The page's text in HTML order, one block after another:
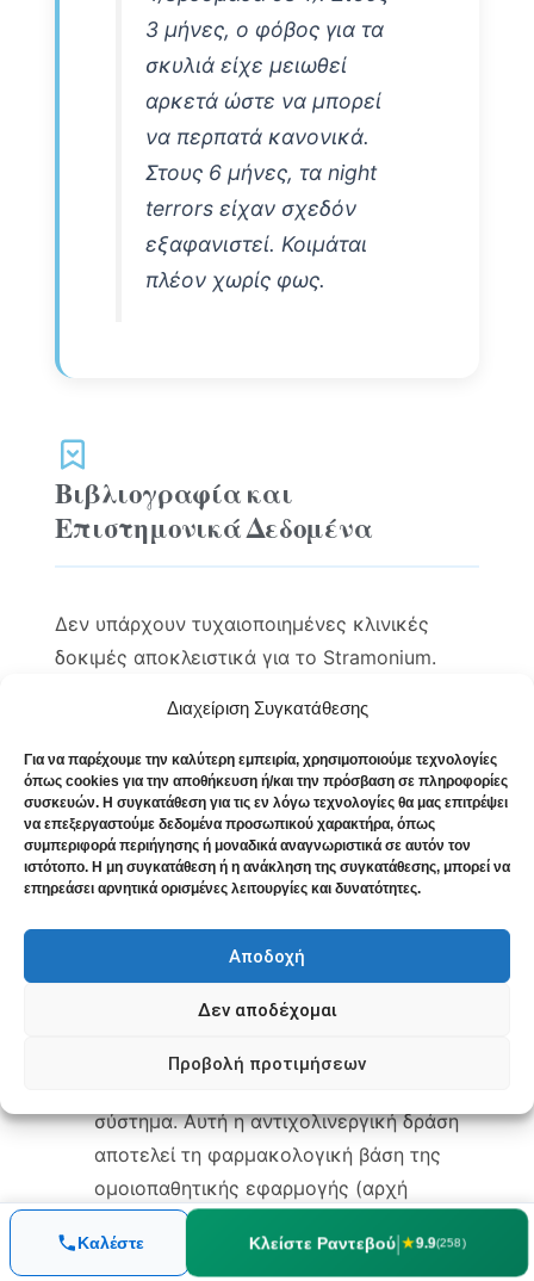
Διαχείριση Συγκατάθεσης
Για να παρέχουμε την καλύτερη εμπειρία, χρησιμοποιούμε τεχνολογίες
όπως cookies για την αποθήκευση ή/και την πρόσβαση σε πληροφορίες
συσκευών. Η συγκατάθεση για τις εν λόγω τεχνολογίες θα μας επιτρέψει
να επεξεργαστούμε δεδομένα προσωπικού χαρακτήρα, όπως
συμπεριφορά περιήγησης ή μοναδικά αναγνωριστικά σε αυτόν τον
ιστότοπο. Η μη συγκατάθεση ή η ανάκληση της συγκατάθεσης, μπορεί να
επηρεάσει αρνητικά ορισμένες λειτουργίες και δυνατότητες.
Αποδοχή
Δεν αποδέχομαι
Προβολή προτιμήσεων
3 μήνες, ο φόβος για τα
σκυλιά είχε μειωθεί
αρκετά ώστε να μπορεί
να περπατά κανονικά.
Στους 6 μήνες, τα night
terrors είχαν σχεδόν
εξαφανιστεί. Κοιμάται
πλέον χωρίς φως.
Βιβλιογραφία και
Επιστημονικά Δεδομένα
Δεν υπάρχουν τυχαιοποιημένες κλινικές
δοκιμές αποκλειστικά για το Stramonium.
για τη φαρμακολογία του φυτού όσο και για
την ομοιοπαθητική θεραπεία σε παθήσεις που
αποτελούν κύριες ενδείξεις του:
Φαρμακολογία Datura stramonium (2021,
MDPI/Antioxidants):Εκτεταμένη
τοξικολογίας του Datura stramonium. Τα
αλκαλοειδή ατροπίνη και σκοπολαμίνη
δρουν ως ανταγωνιστές μουσκαρινικών
υποδοχέων (Μ1-Μ5), επηρεάζοντας το
σύστημα. Αυτή η αντιχολινεργική δράση
αποτελεί τη φαρμακολογική βάση της
ομοιοπαθητικής εφαρμογής (αρχή
PubMed — Soni P. et al., Antioxidants,
Καλέστε Κλείστε Ραντεβού|★9.9(258)